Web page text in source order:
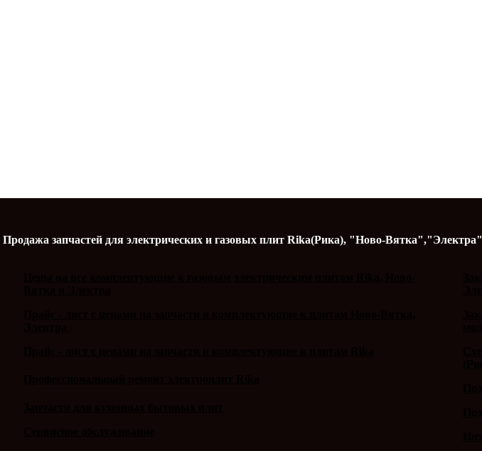
Продажа запчастей для электрических и газовых плит Rika(Рика), "Ново-Вятка","Электра"